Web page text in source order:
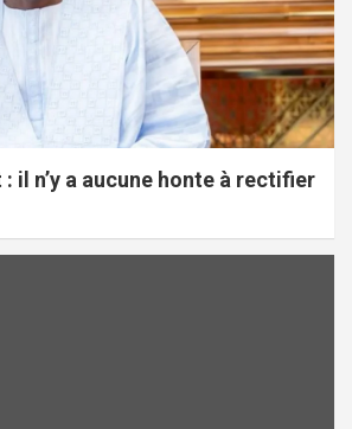
il n’y a aucune honte à rectifier